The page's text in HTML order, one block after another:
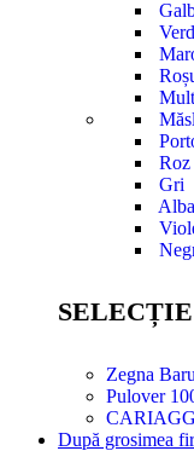
Roz
Gri
SELECȚIE
Zegna
Pulover
După grosimea